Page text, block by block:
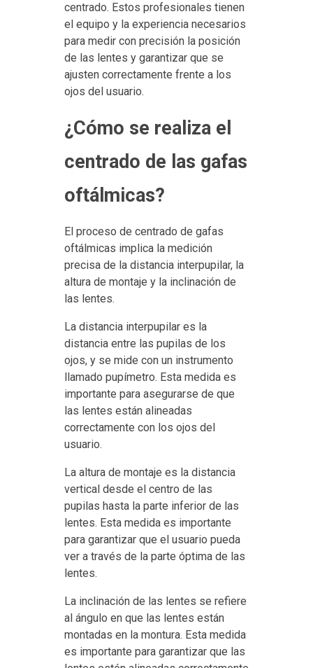
centrado. Estos profesionales tienen
el equipo y la experiencia necesarios
para medir con precisión la posición
de las lentes y garantizar que se
ajusten correctamente frente a los
ojos del usuario.
¿Cómo se realiza el
centrado de las gafas
oftálmicas?
El proceso de centrado de gafas
oftálmicas implica la medición
precisa de la distancia interpupilar, la
altura de montaje y la inclinación de
las lentes.
La distancia interpupilar es la
distancia entre las pupilas de los
ojos, y se mide con un instrumento
llamado pupímetro. Esta medida es
importante para asegurarse de que
las lentes están alineadas
correctamente con los ojos del
usuario.
La altura de montaje es la distancia
vertical desde el centro de las
pupilas hasta la parte inferior de las
lentes. Esta medida es importante
para garantizar que el usuario pueda
ver a través de la parte óptima de las
lentes.
La inclinación de las lentes se refiere
al ángulo en que las lentes están
montadas en la montura. Esta medida
es importante para garantizar que las